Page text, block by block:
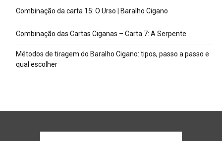
Combinação da carta 15: O Urso | Baralho Cigano
Combinação das Cartas Ciganas – Carta 7: A Serpente
Métodos de tiragem do Baralho Cigano: tipos, passo a passo e
qual escolher